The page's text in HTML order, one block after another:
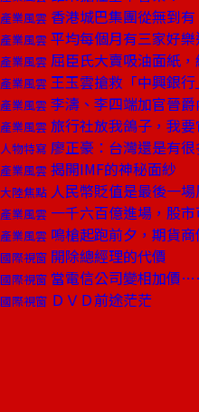
產業風雲 香港城巴集團從無到有
產業風雲 平均每個月有三家好
產業風雲 屈臣氏大賣吸油面紙
產業風雲 王玉雲搶救「中興銀
產業風雲 李濤、李四端加官晉
產業風雲 旅行社放我鴿子，我要
人物特寫 廖正豪：台灣還是有很
產業風雲 揭開IMF的神秘面紗
大陸焦點 人民幣貶值是最後一場
產業風雲 一千六百億進場，股市
產業風雲 鳴槍起跑前夕，期貨
國際視窗 開除總經理的代價
國際視窗 當電信公司變相加價
國際視窗 ＤＶＤ前途茫茫